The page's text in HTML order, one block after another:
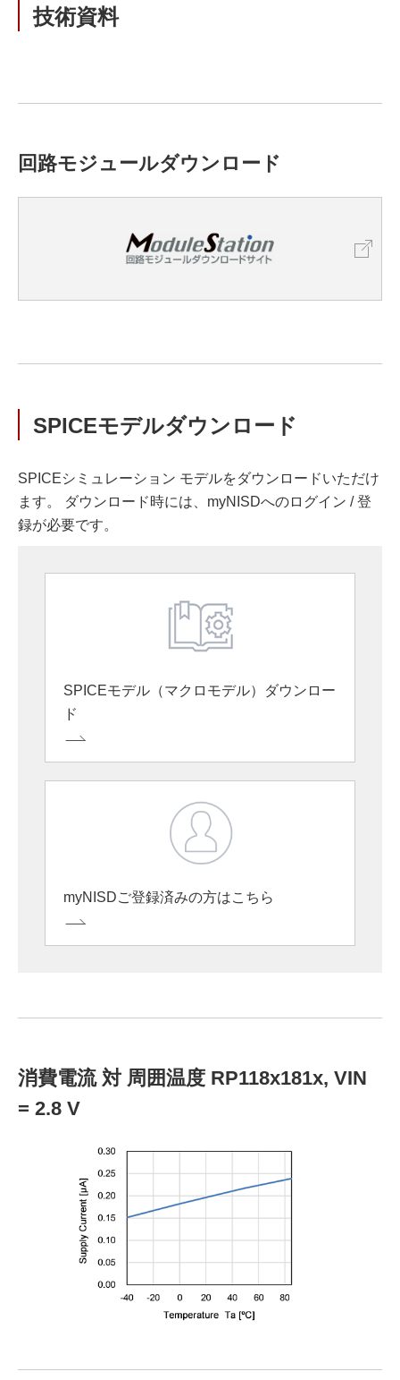
技術資料
回路モジュールダウンロード
SPICEモデルダウンロード
SPICEシミュレーション モデルをダウンロードいただけ
ます。 ダウンロード時には、myNISDへのログイン / 登
録が必要です。
SPICEモデル（マクロモデル）ダウンロー
ド
myNISDご登録済みの方はこちら
消費電流 対 周囲温度 RP118x181x, VIN
= 2.8 V